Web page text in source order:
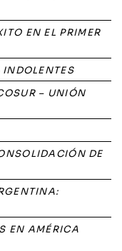
EN EL PRIMER
INDOLENTES
– UNIÓN
DE
EN AMÉRICA